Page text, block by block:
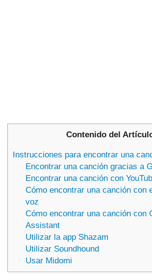
Contenido del
Instrucciones para encontrar una
Encontrar una canción gracias a
Encontrar una canción con
Cómo encontrar una canción con
voz
Cómo encontrar una canción con
Assistant
Utilizar la app Shazam
Utilizar Soundhound
Usar Midomi